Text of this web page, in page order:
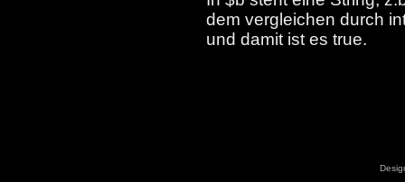
dem vergleichen durch
und damit ist es true.